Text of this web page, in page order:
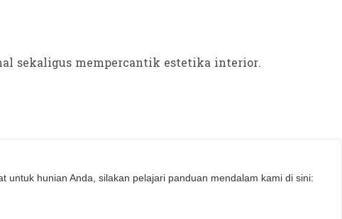
sekaligus mempercantik estetika interior.
hunian Anda, silakan pelajari panduan mendalam kami di sini: